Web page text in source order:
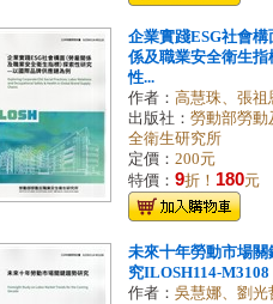
企業實踐ESG社會構
係及職業安全衛生指
性...
作者： 高慧珠、張祖
出版社： 勞動部勞動
全衛生研究所
定價： 200元
特價： 9折！ 180元
未來十年勞動市場關
究ILOSH114-M3108
作者： 吳慧娜、劉光